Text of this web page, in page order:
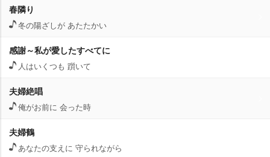
春隣り
冬の陽ざしが あたたかい
感謝～私が愛したすべてに
人はいくつも 躓いて
夫婦絶唱
俺がお前に 会った時
夫婦鶴
あなたの支えに 守られながら